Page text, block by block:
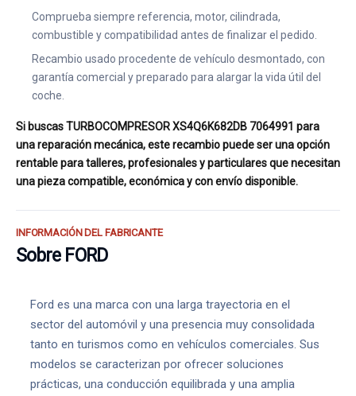
Comprueba siempre referencia, motor, cilindrada,
combustible y compatibilidad antes de finalizar el pedido.
Recambio usado procedente de vehículo desmontado, con
garantía comercial y preparado para alargar la vida útil del
coche.
Si buscas TURBOCOMPRESOR XS4Q6K682DB 7064991 para
una reparación mecánica, este recambio puede ser una opción
rentable para talleres, profesionales y particulares que necesitan
una pieza compatible, económica y con envío disponible.
INFORMACIÓN DEL FABRICANTE
Sobre FORD
Ford es una marca con una larga trayectoria en el
sector del automóvil y una presencia muy consolidada
tanto en turismos como en vehículos comerciales. Sus
modelos se caracterizan por ofrecer soluciones
prácticas, una conducción equilibrada y una amplia